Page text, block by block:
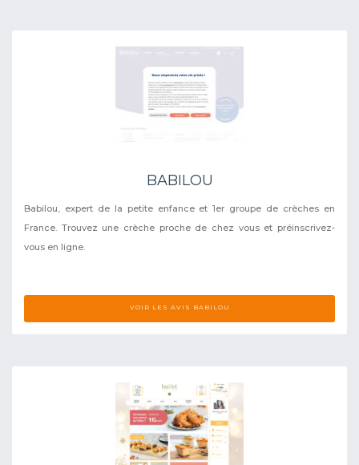
BABILOU
Babilou, expert de la petite enfance et 1er groupe de crèches en
France. Trouvez une crèche proche de chez vous et préinscrivez-
vous en ligne.
VOIR LES AVIS BABILOU